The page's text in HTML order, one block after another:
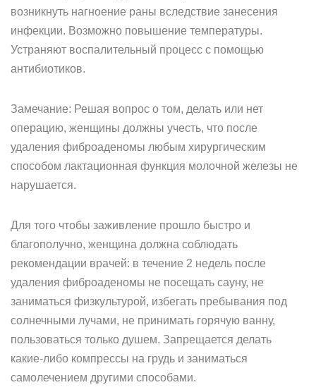
возникнуть нагноение раны вследствие занесения
инфекции. Возможно повышение температуры.
Устраняют воспалительный процесс с помощью
антибиотиков.
Замечание: Решая вопрос о том, делать или нет
операцию, женщины должны учесть, что после
удаления фиброаденомы любым хирургическим
способом лактационная функция молочной железы не
нарушается.
Для того чтобы заживление прошло быстро и
благополучно, женщина должна соблюдать
рекомендации врачей: в течение 2 недель после
удаления фиброаденомы не посещать сауну, не
заниматься физкультурой, избегать пребывания под
солнечными лучами, не принимать горячую ванну,
пользоваться только душем. Запрещается делать
какие-либо компрессы на грудь и заниматься
самолечением другими способами.